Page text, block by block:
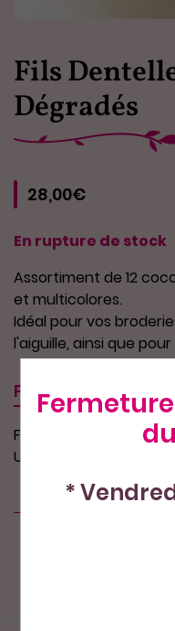
*
Fils
Dégradés
28,00€
En rupture de stock
Assortiment de 12
et multicolores.
Idéal pour vos
l'aiguille, ainsi que
Fiche technique
Fil de coton retors 3
Un cocon calais fait 5